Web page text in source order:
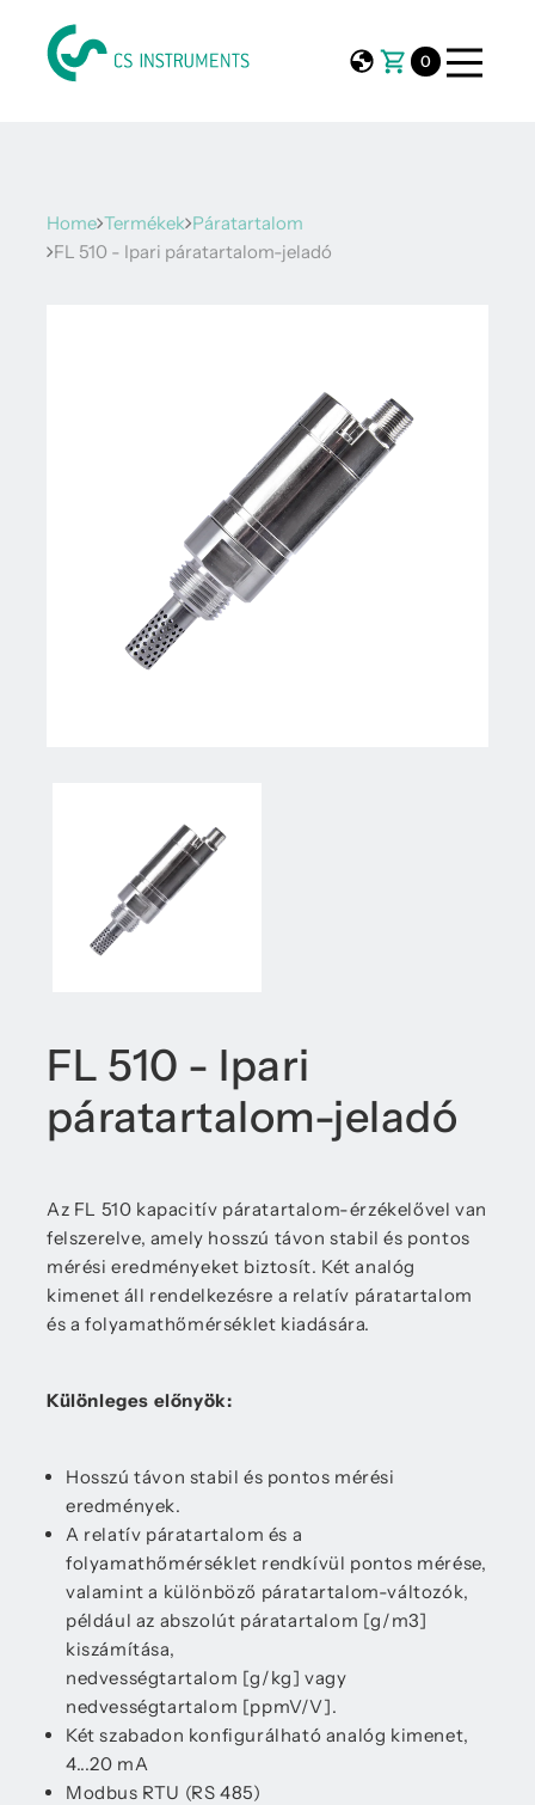
0
Home Termékek Páratartalom
FL 510 - Ipari páratartalom-jeladó
FL 510 - Ipari
páratartalom-jeladó
Az FL 510 kapacitív páratartalom-érzékelővel van
felszerelve, amely hosszú távon stabil és pontos
mérési eredményeket biztosít. Két analóg
kimenet áll rendelkezésre a relatív páratartalom
és a folyamathőmérséklet kiadására.
Különleges előnyök:
Hosszú távon stabil és pontos mérési
eredmények.
A relatív páratartalom és a
folyamathőmérséklet rendkívül pontos mérése,
valamint a különböző páratartalom-változók,
például az abszolút páratartalom [g/m3]
kiszámítása,
nedvességtartalom [g/kg] vagy
nedvességtartalom [ppmV/V].
Két szabadon konfigurálható analóg kimenet,
4...20 mA
Modbus RTU (RS 485)